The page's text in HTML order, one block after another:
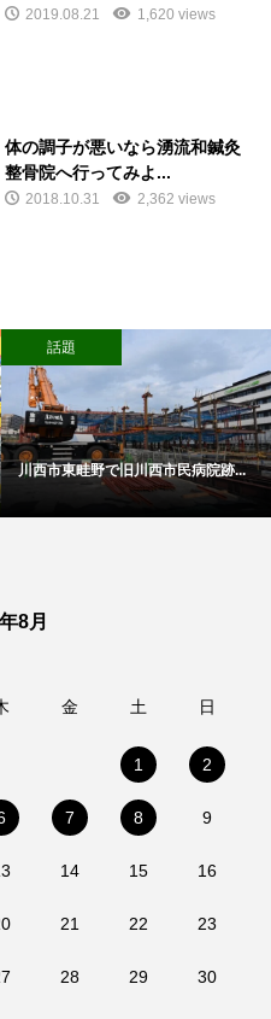
2019.08.21 1,620 views
体の調子が悪いなら湧流和鍼灸
整骨院へ行ってみよ...
2018.10.31 2,362 views
話題
川西市東畦野で旧川西市民病院跡...
8月
金 土 日
1 2
7 8 9
14 15 16
21 22 23
28 29 30